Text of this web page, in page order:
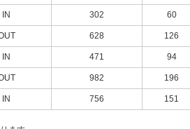
IN 302 60
628 126
IN 471 94
982 196
IN 756 151